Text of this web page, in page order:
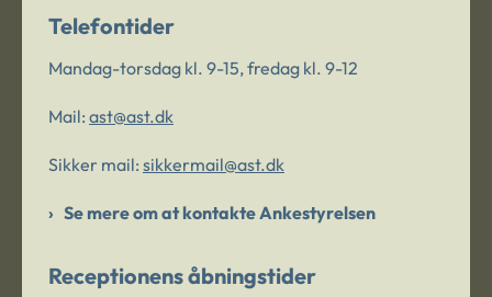
Telefontider
Mandag-torsdag kl. 9-15, fredag kl. 9-12
Mail: ast@ast.dk
Sikker mail: sikkermail@ast.dk
Se mere om at kontakte Ankestyrelsen
Receptionens åbningstider